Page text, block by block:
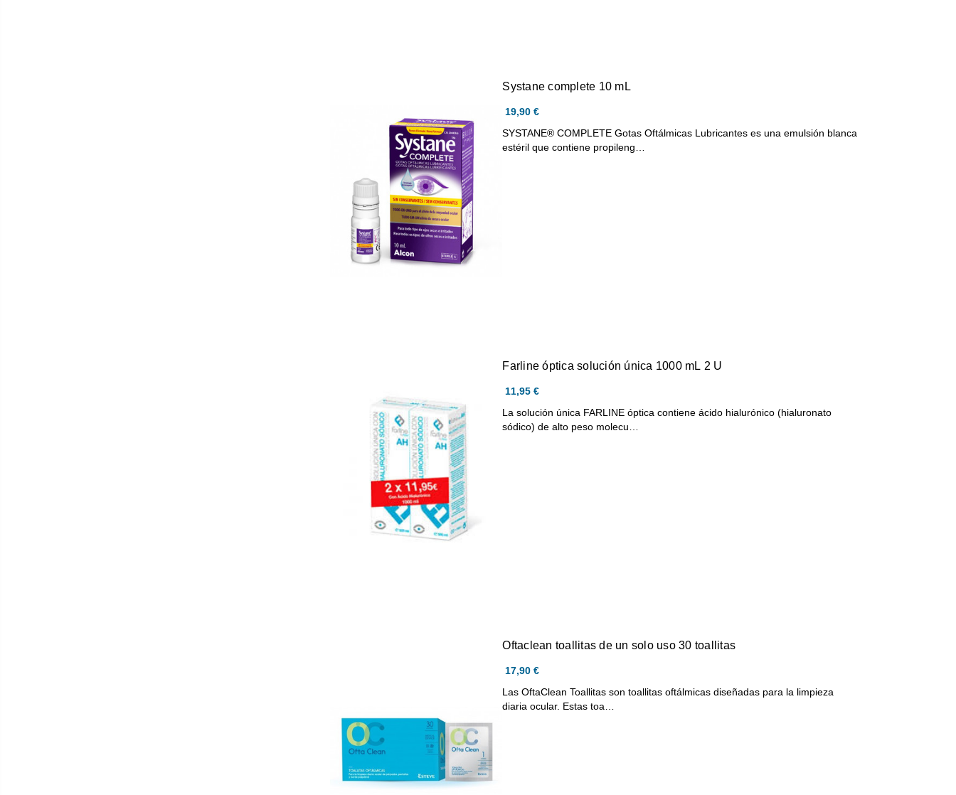
Systane complete 10 mL
19,90 €
SYSTANE® COMPLETE Gotas Oftálmicas Lubricantes es una emulsión blanca
estéril que contiene propileng…
Farline óptica solución única 1000 mL 2 U
11,95 €
La solución única FARLINE óptica contiene ácido hialurónico (hialuronato
sódico) de alto peso molecu…
Oftaclean toallitas de un solo uso 30 toallitas
17,90 €
Las OftaClean Toallitas son toallitas oftálmicas diseñadas para la limpieza
diaria ocular. Estas toa…